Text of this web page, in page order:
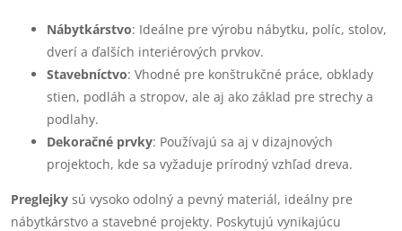
Nábytkárstvo: Ideálne pre výrobu nábytku, políc, stolov,
dverí a ďalších interiérových prvkov.
Stavebníctvo: Vhodné pre konštrukčné práce, obklady
stien, podláh a stropov, ale aj ako základ pre strechy a
podlahy.
Dekoračné prvky: Používajú sa aj v dizajnových
projektoch, kde sa vyžaduje prírodný vzhľad dreva.
Preglejky sú vysoko odolný a pevný materiál, ideálny pre
nábytkárstvo a stavebné projekty. Poskytujú vynikajúcu